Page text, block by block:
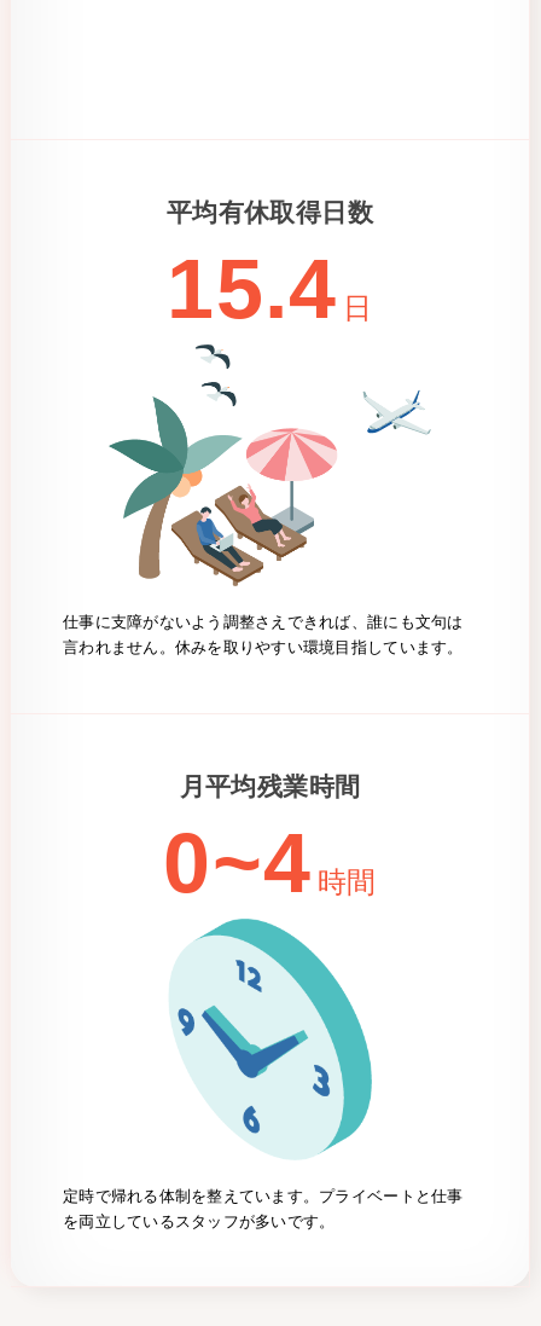
平均有休取得日数
15.4 日
仕事に支障がないよう調整さえできれば、誰にも文句は
言われません。休みを取りやすい環境目指しています。
月平均残業時間
0~4 時間
定時で帰れる体制を整えています。プライベートと仕事
を両立しているスタッフが多いです。